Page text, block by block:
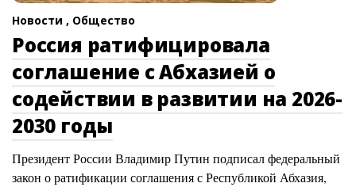
Новости , Общество
Россия ратифицировала
соглашение с Абхазией о
содействии в развитии на 2026-
2030 годы
Президент России Владимир Путин подписал федеральный
закон о ратификации соглашения с Республикой Абхазия,